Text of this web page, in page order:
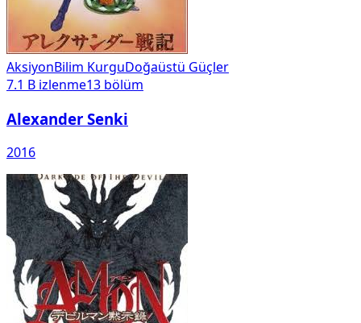
AksiyonBilim KurguDoğaüstü Güçler
7.1 B izlenme13 bölüm
Alexander Senki
2016